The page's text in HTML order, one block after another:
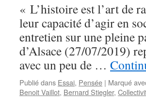
« L’histoire est l’art de
leur capacité d’agir en
entretien sur une pleine
d’Alsace (27/07/2019)
avec un peu de …
Publié dans Essai, Pensée | Marqué
Benoit Vaillot, Bernard Stiegler,